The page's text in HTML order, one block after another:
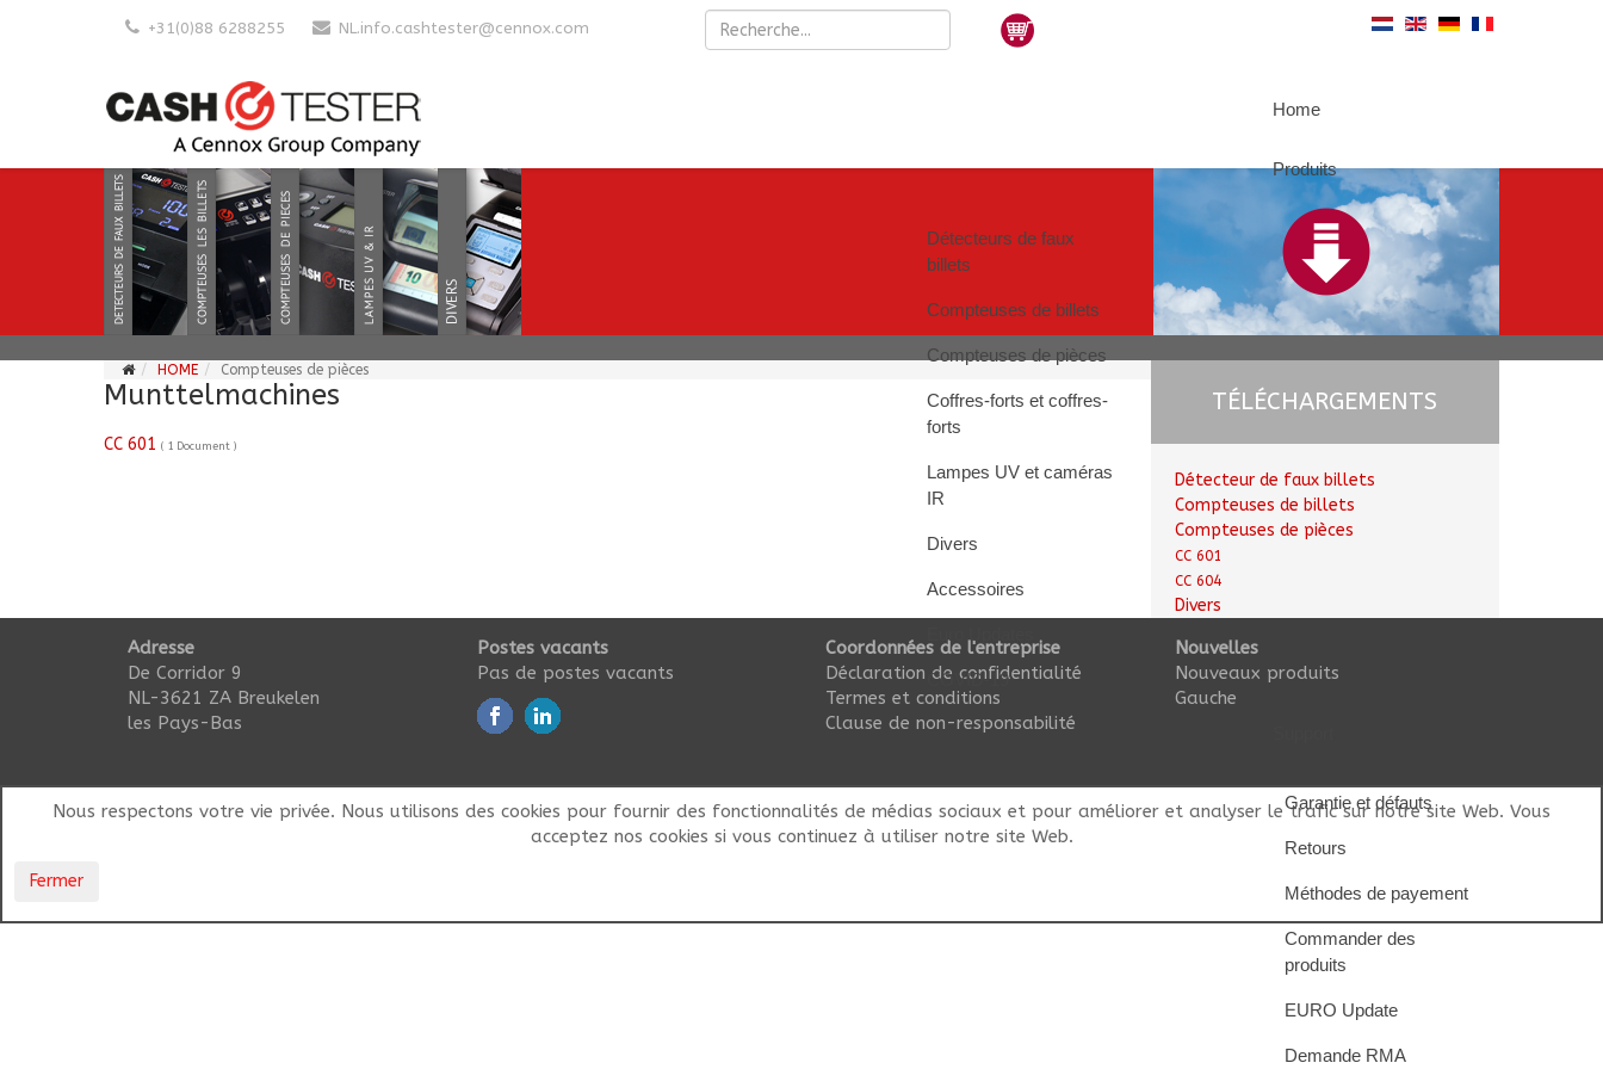
+31(0)88 6288255 NL.info.cashtester@cennox.com
Home
Produits
Détecteurs de faux
billets
Compteuses de billets
Compteuses de pièces
Coffres-forts et coffres-
forts
Lampes UV et caméras
IR
Divers
Accessoires
COVID-19
Garantie et défauts
Retours
Méthodes de payement
Commander des
produits
EURO Update
Demande RMA
HOME Compteuses de pièces
Munttelmachines
CC 601 ( 1 Document )
TÉLÉCHARGEMENTS
Détecteur de faux billets
Compteuses de billets
Compteuses de pièces
CC 601
CC 604
Divers
Adresse
De Corridor 9
NL-3621 ZA Breukelen
les Pays-Bas
Postes vacants
Pas de postes vacants
Coordonnées de l'entreprise
Déclaration de confidentialité
Termes et conditions
Clause de non-responsabilité
Nouvelles
Nouveaux produits
Gauche
Nous respectons votre vie privée. Nous utilisons des cookies pour fournir des fonctionnalités de médias sociaux et pour améliorer et analyser le trafic sur notre site Web. Vous
acceptez nos cookies si vous continuez à utiliser notre site Web.
Fermer